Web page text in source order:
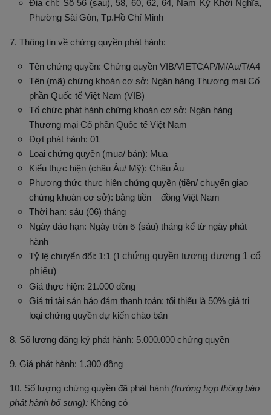
Địa chỉ: Số 56 (sau), 58, 60, 62, 64, Nam Kỳ Khởi Nghĩa,
Phường Sài Gòn, Tp.Hồ Chí Minh
7. Thông tin về chứng quyền phát hành:
Tên chứng quyền: Chứng quyền VIB/VIETCAP/M/Au/T/A4
Tên (mã) chứng khoán cơ sở: Ngân hàng Thương mại Cổ
phần Quốc tế Việt Nam (VIB)
Tổ chức phát hành chứng khoán cơ sở: Ngân hàng
Thương mại Cổ phần Quốc tế Việt Nam
Đợt phát hành: 01
Loại chứng quyền (mua/ bán): Mua
Kiểu thực hiện (châu Âu/ Mỹ): Châu Âu
Phương thức thực hiện chứng quyền (tiền/ chuyển giao
chứng khoán cơ sở): bằng tiền – đồng Việt Nam
Thời hạn: sáu (06) tháng
Ngày đáo hạn: Ngày tròn 6 (sáu) tháng kể từ ngày phát
hành
Tỷ lệ chuyển đổi: 1:1 (1 chứng quyền tương đương 1 cổ
phiếu)
Giá thực hiện: 21.000 đồng
Giá trị tài sản bảo đảm thanh toán: tối thiểu là 50% giá trị
loại chứng quyền dự kiến chào bán
8. Số lượng đăng ký phát hành: 5.000.000 chứng quyền
9. Giá phát hành: 1.300 đồng
10. Số lượng chứng quyền đã phát hành (trường hợp thông báo
phát hành bổ sung): Không có